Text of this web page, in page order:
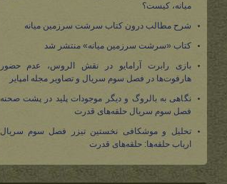
میانه، کیست؟
شرح مطالب درون کتاب سرشت سرزمین میانه
کتاب «سرشت سرزمین میانه» منتشر شد
بازی رابرت آرامایو در نقش الروس، عدم حضور
هارفوت‌ها در فصل سوم سریال و تصاویر مجله امپایر
نگاهی به بالروگ و دیگر موجودات پلید در پشت صحنه
فصل سوم سریال حلقه‌های قدرت
تحلیل و موشکافی نخستین تیزر فصل سوم سریال
ارباب حلقه‌ها: حلقه‌های قدرت